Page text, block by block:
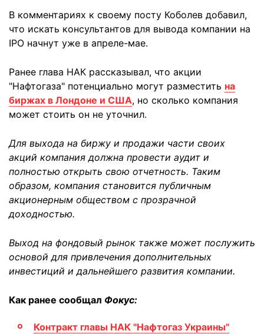
В комментариях к своему посту Коболев добавил,
что искать консультантов для вывода компании на
IPO начнут уже в апреле-мае.
Ранее глава НАК рассказывал, что акции
"Нафтогаза" потенциально могут разместить на
биржах в Лондоне и США, но сколько компания
может стоить он не уточнил.
Для выхода на биржу и продажи части своих
акций компания должна провести аудит и
полностью открыть свою отчетность. Таким
образом, компания становится публичным
акционерным обществом с прозрачной
доходностью.
Выход на фондовый рынок также может послужить
основой для привлечения дополнительных
инвестиций и дальнейшего развития компании.
Как ранее сообщал Фокус:
Контракт главы НАК "Нафтогаз Украины"